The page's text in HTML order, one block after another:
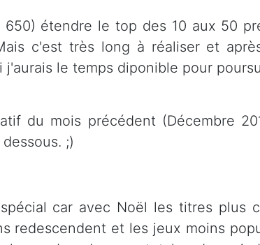
étendre le top des 10 aux 50
c'est très long à réaliser et
le temps diponible pour
du mois précédent (Décembre
;)
car avec Noël les titres plus
redescendent et les jeux moins